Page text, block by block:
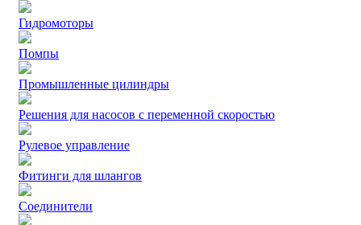
Гидромоторы
Помпы
Промышленные цилиндры
Решения для насосов с переменной скоростью
Рулевое управление
Фитинги для шлангов
Соединители